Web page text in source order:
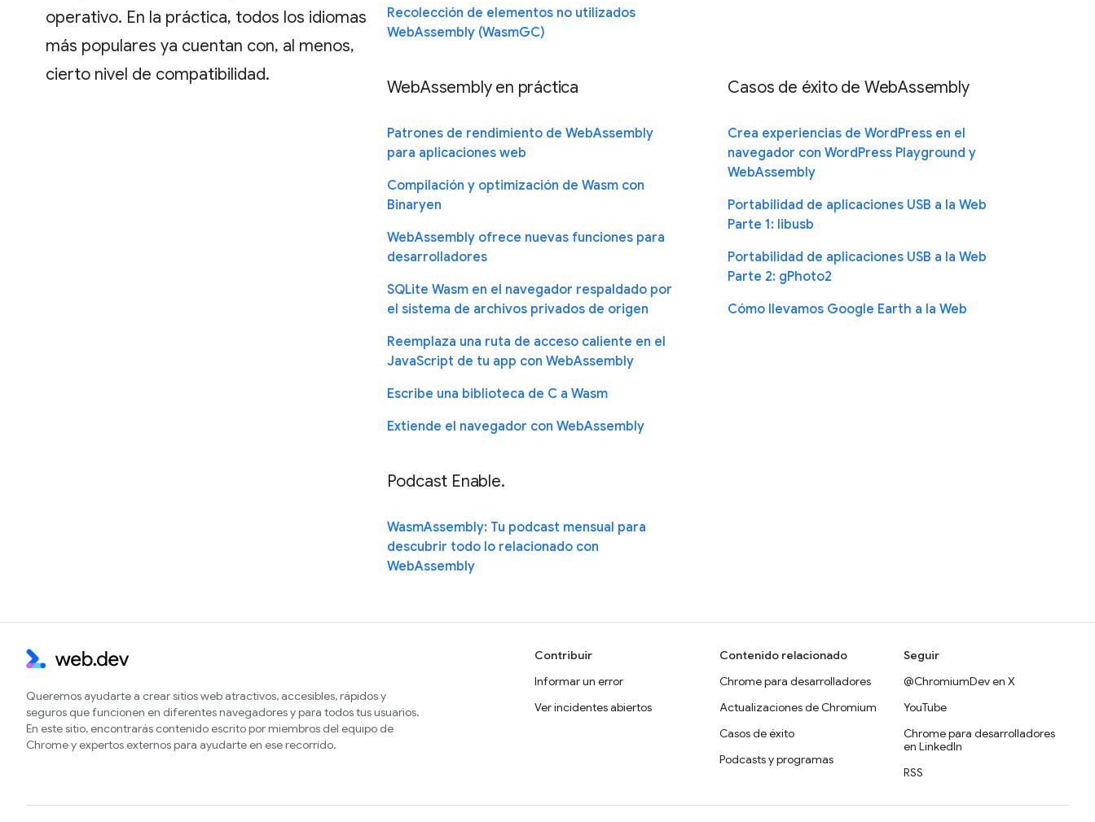
operativo. En la práctica, todos los idiomas
más populares ya cuentan con, al menos,
cierto nivel de compatibilidad.
Recolección de elementos no utilizados
WebAssembly (WasmGC)
WebAssembly en práctica
Patrones de rendimiento de WebAssembly
para aplicaciones web
Compilación y optimización de Wasm con
Binaryen
WebAssembly ofrece nuevas funciones para
desarrolladores
SQLite Wasm en el navegador respaldado por
el sistema de archivos privados de origen
Reemplaza una ruta de acceso caliente en el
JavaScript de tu app con WebAssembly
Escribe una biblioteca de C a Wasm
Extiende el navegador con WebAssembly
Casos de éxito de WebAssembly
Crea experiencias de WordPress en el
navegador con WordPress Playground y
WebAssembly
Portabilidad de aplicaciones USB a la Web
Parte 1: libusb
Portabilidad de aplicaciones USB a la Web
Parte 2: gPhoto2
Cómo llevamos Google Earth a la Web
Podcast Enable.
WasmAssembly: Tu podcast mensual para
descubrir todo lo relacionado con
WebAssembly
Queremos ayudarte a crear sitios web atractivos, accesibles, rápidos y
seguros que funcionen en diferentes navegadores y para todos tus usuarios.
En este sitio, encontrarás contenido escrito por miembros del equipo de
Chrome y expertos externos para ayudarte en ese recorrido.
Contribuir
Informar un error
Ver incidentes abiertos
Contenido relacionado
Chrome para desarrolladores
Actualizaciones de Chromium
Casos de éxito
Podcasts y programas
Seguir
@ChromiumDev en X
YouTube
Chrome para desarrolladores
en LinkedIn
RSS